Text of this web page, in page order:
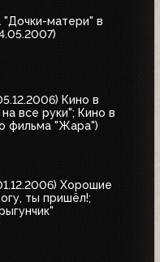
"Дочки-матери" в
Кино в
все руки"; Кино в
фильма "Жара")
Хорошие
ты пришёл!;